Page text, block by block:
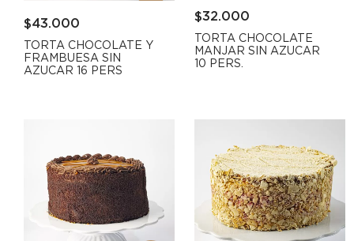
$43.000
TORTA CHOCOLATE Y
FRAMBUESA SIN
AZUCAR 16 PERS
$32.000
TORTA CHOCOLATE
MANJAR SIN AZUCAR
10 PERS.